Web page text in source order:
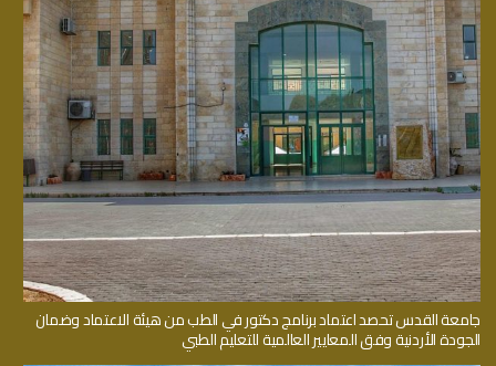
جامعة القدس تحصد اعتماد برنامج دكتور في الطب من هيئة الاعتماد وضمان
الجودة الأردنية وفق المعايير العالمية للتعليم الطبي